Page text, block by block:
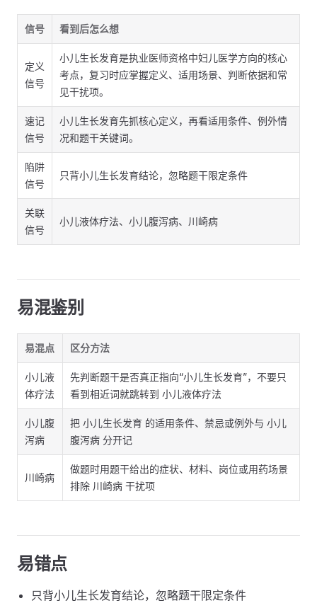
信号 看到后怎么想
定义
信号
小儿生长发育是执业医师资格中妇儿医学方向的核心
考点，复习时应掌握定义、适用场景、判断依据和常
见干扰项。
速记
信号
小儿生长发育先抓核心定义，再看适用条件、例外情
况和题干关键词。
陷阱
信号
只背小儿生长发育结论，忽略题干限定条件
关联
信号
小儿液体疗法、小儿腹泻病、川崎病
易混鉴别
易混点 区分方法
小儿液
体疗法
先判断题干是否真正指向“小儿生长发育”，不要只
看到相近词就跳转到 小儿液体疗法
小儿腹
泻病
把 小儿生长发育 的适用条件、禁忌或例外与 小儿
腹泻病 分开记
川崎病
做题时用题干给出的症状、材料、岗位或用药场景
排除 川崎病 干扰项
易错点
只背小儿生长发育结论，忽略题干限定条件